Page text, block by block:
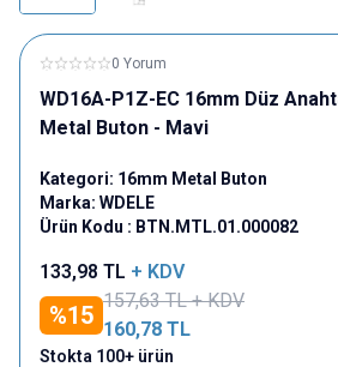
0 Yorum
WD16A-P1Z-EC 16mm Düz
Metal Buton - Mavi
Kategori: 16mm Metal Buton
Marka: WDELE
Ürün Kodu : BTN.MTL.01.000082
133,98 TL + KDV
%15
157,63TL + KDV
160,78 TL
Stokta 100+ ürün